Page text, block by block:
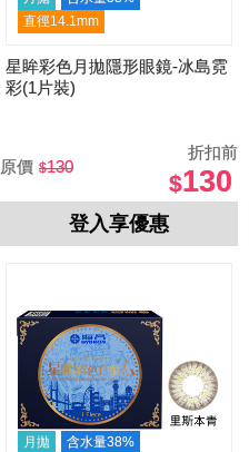
直徑14.1mm
星眸彩色月拋隱形眼鏡-冰島霓
彩(1片裝)
原價 130
折扣前
130
登入享優惠
月拋
含水量38%